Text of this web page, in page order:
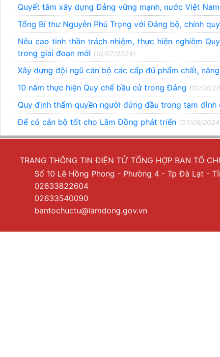
Quyết tâm xây dựng Đảng vững mạnh, nước Việt
Tổng Bí thư Nguyễn Phú Trọng với Đảng bộ, chính
Nêu cao tinh thần trách nhiệm, thực hiện nghiêm
trong giai đoạn mới (10/07/2024)
Xây dựng đội ngũ cán bộ các cấp đủ phẩm chất,
10 năm thực hiện Quy chế bầu cử trong Đảng (10/06/
Quy định thẩm quyền người đứng đầu trong tạm
Để có cán bộ tốt cho Lâm Đồng phát triển (07/06/
TRANG THÔNG TIN ĐIỆN TỬ TỔNG HỢP BAN TỔ
Số 10 Lê Hồng Phong - Phường 4 - Tp Đà Lạt -
02633822604
02633540090
bantochuctu@lamdong.gov.vn